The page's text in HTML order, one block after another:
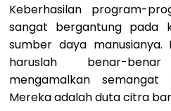
Keberhasilan program-
sangat bergantung pada
sumber daya
haruslah benar-
mengamalkan semangat
Mereka adalah duta citra